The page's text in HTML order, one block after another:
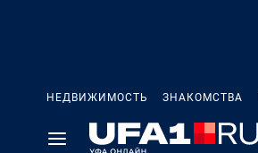
НЕДВИЖИМОСТЬ ЗНАКОМСТВА